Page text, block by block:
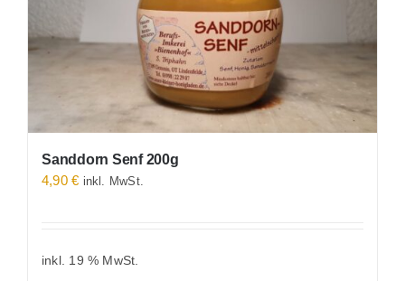
Sanddorn Senf 200g
4,90€ inkl. MwSt.
inkl. 19 % MwSt.